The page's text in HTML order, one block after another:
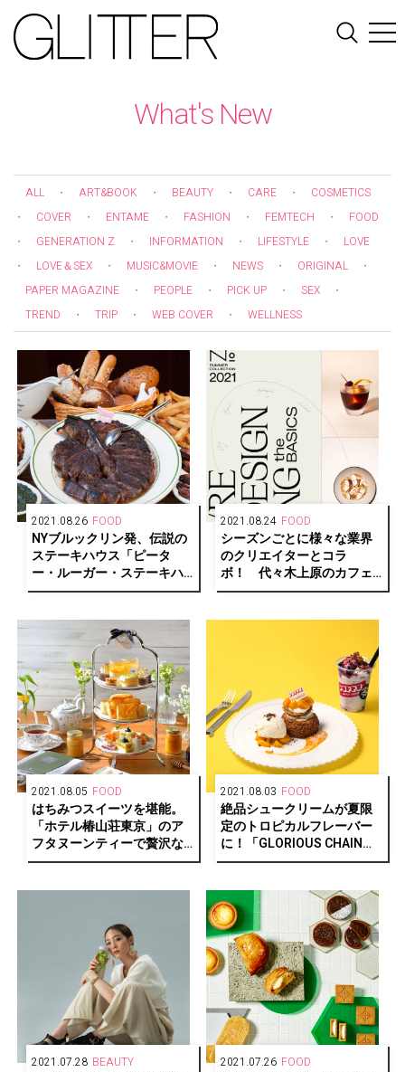
What's New
ALL ・ ART&BOOK ・ BEAUTY ・ CARE ・
COSMETICS
・
COVER ・ ENTAME ・ FASHION ・ FEMTECH ・
FOOD
・
GENERATION Z ・ INFORMATION ・ LIFESTYLE ・
LOVE
・
LOVE＆SEX ・ MUSIC&MOVIE ・ NEWS ・ ORIGINAL
・
PAPER MAGAZINE
・ PEOPLE ・ PICK UP ・ SEX
・
TREND
・ TRIP ・ WEB COVER ・ WELLNESS
2021.08.26 FOOD
NYブルックリン発、伝説の
ステーキハウス「ピータ
ー・ルーガー・ステーキハ
ウス」が恵比寿に上陸！
2021.08.24 FOOD
シーズンごとに様々な業界
のクリエイターとコラ
ボ！ 代々木上原のカフェ
バー「No.」がメニューを刷
2021.08.05 FOOD
はちみつスイーツを堪能。
「ホテル椿山荘東京」のア
フタヌーンティーで贅沢な
夏のひと時を。
2021.08.03 FOOD
絶品シュークリームが夏限
定のトロピカルフレーバー
に！「GLORIOUS CHAIN
CAFÉ」と「PUFFZ」がコラ
2021.07.28 BEAUTY 2021.07.26 FOOD